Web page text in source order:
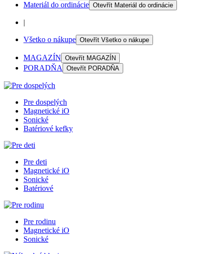
Materiál do ordinácie Otevřít Materiál do ordinácie
|
Všetko o nákupe Otevřít Všetko o nákupe
MAGAZÍN Otevřít MAGAZÍN
PORADŇA Otevřít PORADŇA
Pre dospelých
Magnetické iO
Sonické
Batériové kefky
Pre deti
Magnetické iO
Sonické
Batériové
Pre rodinu
Magnetické iO
Sonické